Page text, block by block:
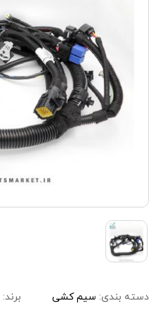
دسته بندی: سیم کشی برند: